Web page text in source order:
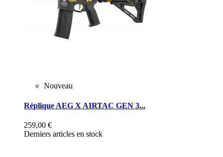
Nouveau
Réplique AEG X AIRTAC GEN 3...
259,00 €
Derniers articles en stock